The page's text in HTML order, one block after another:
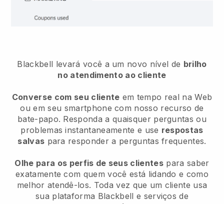
Blackbell levará você a um novo nível de brilho
no atendimento ao cliente
Converse com seu cliente em tempo real na Web
ou em seu smartphone com nosso recurso de
bate-papo. Responda a quaisquer perguntas ou
problemas instantaneamente e use respostas
salvas para responder a perguntas frequentes.
Olhe para os perfis de seus clientes para saber
exatamente com quem você está lidando e como
melhor atendê-los. Toda vez que um cliente usa
sua plataforma Blackbell e serviços de